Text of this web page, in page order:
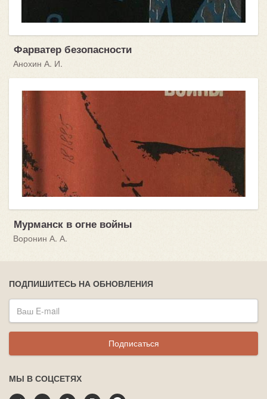
Фарватер безопасности
Анохин А. И.
Мурманск в огне войны
Воронин А. А.
ПОДПИШИТЕСЬ НА ОБНОВЛЕНИЯ
Подписаться
МЫ В СОЦСЕТЯХ